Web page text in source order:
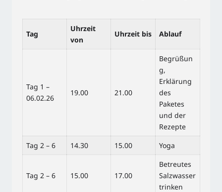
Tag
Uhrzeit
von
Uhrzeit bis Ablauf
Tag 1 –
06.02.26
19.00 21.00
Begrüßun
g,
Erklärung
des
Paketes
und der
Rezepte
Tag 2 – 6
14.30 15.00 Yoga
Tag 2 – 6 15.00 17.00
Betreutes
Salzwasser
trinken